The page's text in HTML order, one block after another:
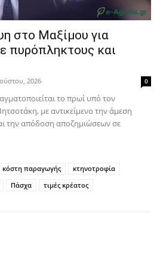
στο Μαξίμου για
πυρόπληκτους και
2026 0
το πρωί υπό τον
με αντικείμενο την άμεση
την απόδοση αποζημιώσεων σε
κόστη παραγωγής
κτηνοτροφία
Πάσχα τιμές κρέατος